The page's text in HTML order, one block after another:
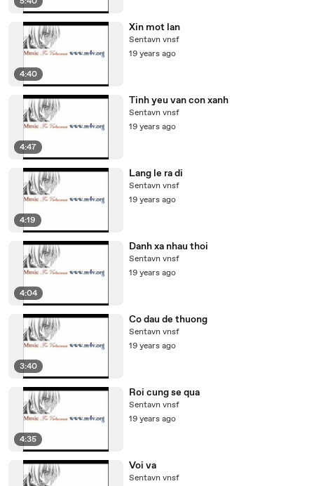
4:40
Xin mot lan
Sentavn vnsf
19 years ago
4:47
Tinh yeu van con xanh
Sentavn vnsf
19 years ago
4:19
Lang le ra di
Sentavn vnsf
19 years ago
4:04
Danh xa nhau thoi
Sentavn vnsf
19 years ago
3:40
Co dau de thuong
Sentavn vnsf
19 years ago
4:35
Roi cung se qua
Sentavn vnsf
19 years ago
Voi va
Sentavn vnsf